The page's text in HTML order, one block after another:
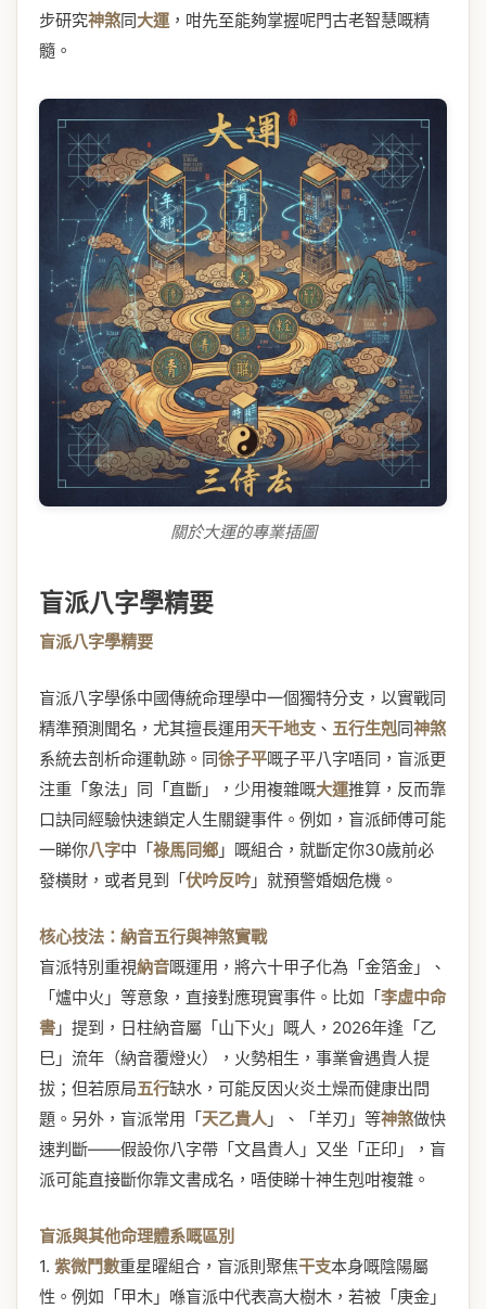
步研究神煞同大運 ，咁先至能夠掌握呢門古老智慧嘅精
髓。
關於大運的專業插圖
盲派八字學精要
盲派八字學精要
盲派八字學係中國傳統命理學中一個獨特分支，以實戰同
精準預測聞名，尤其擅長運用天干地支 、 五行生剋同神煞
系統去剖析命運軌跡。同徐子平嘅子平八字唔同，盲派更
注重「象法」同「直斷」，少用複雜嘅大運推算，反而靠
口訣同經驗快速鎖定人生關鍵事件。例如，盲派師傅可能
一睇你八字中「 祿馬同鄉 」嘅組合，就斷定你30歲前必
發橫財，或者見到「 伏吟反吟」就預警婚姻危機。
核心技法：納音五行與神煞實戰
盲派特別重視納音嘅運用，將六十甲子化為「金箔金」、
「爐中火」等意象，直接對應現實事件。比如「 李虛中命
書 」提到，日柱納音屬「山下火」嘅人，2026年逢「乙
巳」流年（納音覆燈火），火勢相生，事業會遇貴人提
拔；但若原局五行缺水，可能反因火炎土燥而健康出問
題。另外，盲派常用「 天乙貴人」、「羊刃」等神煞做快
速判斷——假設你八字帶「文昌貴人」又坐「正印」，盲
派可能直接斷你靠文書成名，唔使睇十神生剋咁複雜。
盲派與其他命理體系嘅區別
1. 紫微鬥數重星曜組合，盲派則聚焦干支本身嘅陰陽屬
性。例如「甲木」喺盲派中代表高大樹木，若被「庚金」